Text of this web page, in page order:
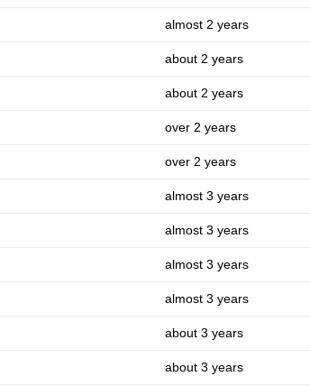
almost 2 years
about 2 years
about 2 years
over 2 years
over 2 years
almost 3 years
almost 3 years
almost 3 years
almost 3 years
about 3 years
about 3 years